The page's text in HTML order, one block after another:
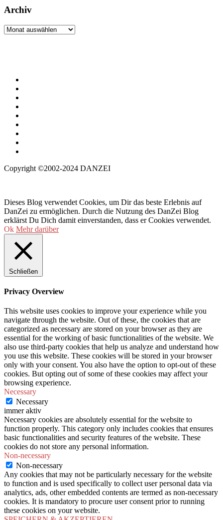
Archiv
Archiv
Copyright ©2002-2024 DANZEI
Dieses Blog verwendet Cookies, um Dir das beste Erlebnis auf
DanZei zu ermöglichen. Durch die Nutzung des DanZei Blog
erklärst Du Dich damit einverstanden, dass er Cookies verwendet.
Ok Mehr darüber
Schließen
Privacy Overview
This website uses cookies to improve your experience while you
navigate through the website. Out of these, the cookies that are
categorized as necessary are stored on your browser as they are
essential for the working of basic functionalities of the website. We
also use third-party cookies that help us analyze and understand how
you use this website. These cookies will be stored in your browser
only with your consent. You also have the option to opt-out of these
cookies. But opting out of some of these cookies may affect your
browsing experience.
Necessary
Necessary
immer aktiv
Necessary cookies are absolutely essential for the website to
function properly. This category only includes cookies that ensures
basic functionalities and security features of the website. These
cookies do not store any personal information.
Non-necessary
Non-necessary
Any cookies that may not be particularly necessary for the website
to function and is used specifically to collect user personal data via
analytics, ads, other embedded contents are termed as non-necessary
cookies. It is mandatory to procure user consent prior to running
these cookies on your website.